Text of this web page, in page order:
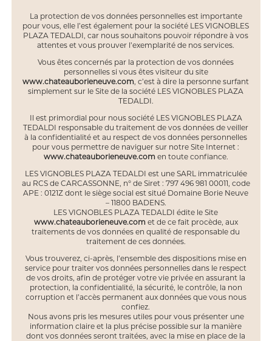
La protection de vos données personnelles est importante
pour vous, elle l’est également pour la société LES VIGNOBLES
PLAZA TEDALDI, car nous souhaitons pouvoir répondre à vos
attentes et vous prouver l’exemplarité de nos services.
Vous êtes concernés par la protection de vos données
personnelles si vous êtes visiteur du site
www.chateauborieneuve.com, c’est à dire la personne surfant
simplement sur le Site de la société LES VIGNOBLES PLAZA
TEDALDI.
Il est primordial pour nous société LES VIGNOBLES PLAZA
TEDALDI responsable du traitement de vos données de veiller
à la confidentialité et au respect de vos données personnelles
pour vous permettre de naviguer sur notre Site Internet :
www.chateauborieneuve.com en toute confiance.
LES VIGNOBLES PLAZA TEDALDI est une SARL immatriculée
au RCS de CARCASSONNE, n° de Siret : 797 496 981 00011, code
APE : 0121Z dont le siège social est situé Domaine Borie Neuve
– 11800 BADENS.
LES VIGNOBLES PLAZA TEDALDI édite le Site
www.chateauborieneuve.com et de ce fait procède, aux
traitements de vos données en qualité de responsable du
traitement de ces données.
Vous trouverez, ci-après, l’ensemble des dispositions mise en
service pour traiter vos données personnelles dans le respect
de vos droits, afin de protéger votre vie privée en assurant la
protection, la confidentialité, la sécurité, le contrôle, la non
corruption et l’accès permanent aux données que vous nous
confiez.
Nous avons pris les mesures utiles pour vous présenter une
information claire et la plus précise possible sur la manière
dont vos données seront traitées, avec la mise en place de la